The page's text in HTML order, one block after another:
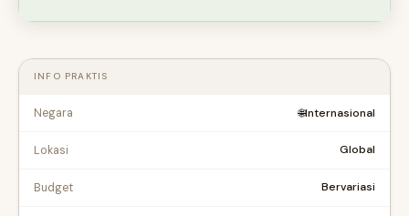
INFO PRAKTIS
Negara 🌐Internasional
Lokasi Global
Budget Bervariasi